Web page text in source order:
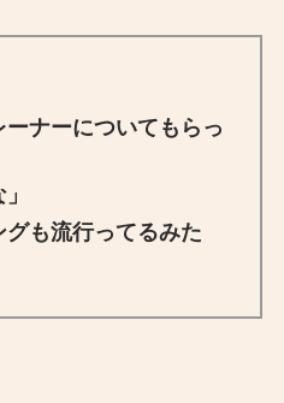
ーナーについてもらっ
グも流行ってるみた